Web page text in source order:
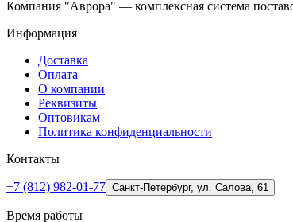
Компания "Аврора" — комплексная система
Информация
Доставка
Оплата
О компании
Реквизиты
Оптовикам
Политика конфиденциальности
Контакты
+7 (812) 982-01-77 Санкт-Петербург, ул. Салова, 61
Время работы